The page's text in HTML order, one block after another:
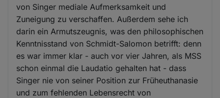
von Singer mediale Aufmerksamkeit und
Zuneigung zu verschaffen. Außerdem sehe ich
darin ein Armutszeugnis, was den philosophischen
Kenntnisstand von Schmidt-Salomon betrifft: denn
es war immer klar - auch vor vier Jahren, als MSS
schon einmal die Laudatio gehalten hat - dass
Singer nie von seiner Position zur Früheuthanasie
und zum fehlenden Lebensrecht von